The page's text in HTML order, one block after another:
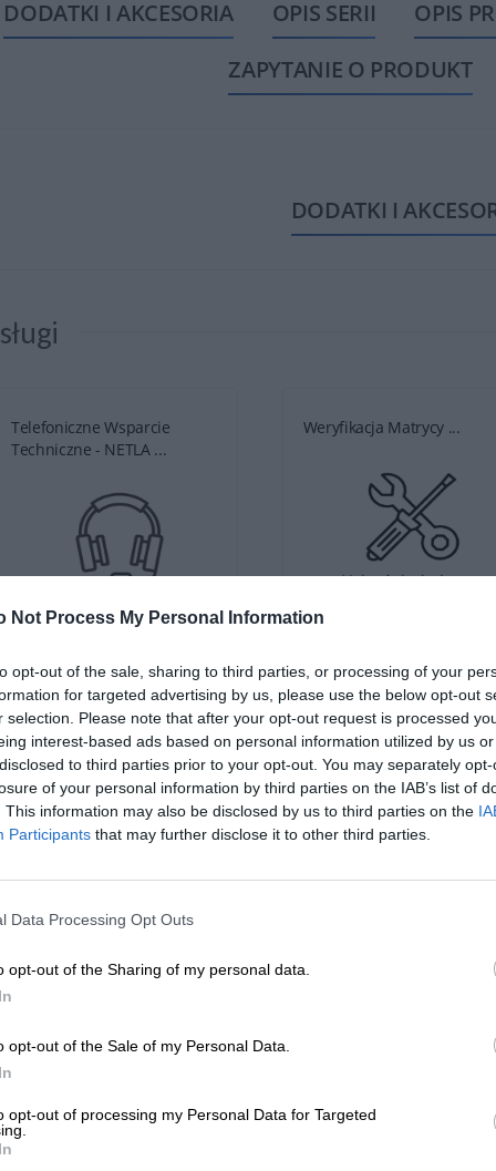
Not Process My Personal Information
opt-out of the sale, sharing to third parties, or processing of your
for targeted advertising by us, please use the below opt-out
selection. Please note that after your opt-out request is processed
interest-based ads based on personal information utilized by us
to third parties prior to your opt-out. You may separately
of your personal information by third parties on the IAB’s list of
This information may also be disclosed by us to third parties on the
Participants that may further disclose it to other third parties.
Data Processing Opt Outs
opt-out of the Sharing of my personal data.
opt-out of the Sale of my Personal Data.
opt-out of processing my Personal Data for Targeted
DODATKI I AKCESORIA OPIS SERII OPIS
ZAPYTANIE O PRODUKT
DODATKI I
Telefoniczne Wsparcie
Techniczne - NETLA ...
Kup teraz 49 zł
Weryfikacja Matrycy ...
Kup teraz
Kup teraz